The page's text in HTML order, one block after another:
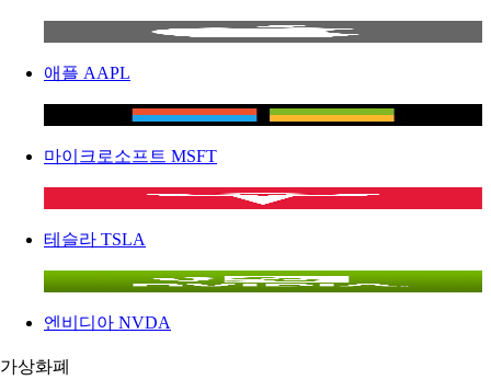
애플 AAPL
마이크로소프트 MSFT
테슬라 TSLA
엔비디아 NVDA
가상화폐